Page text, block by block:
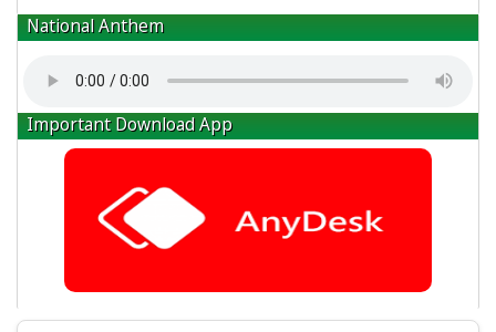
National Anthem
Important Download App